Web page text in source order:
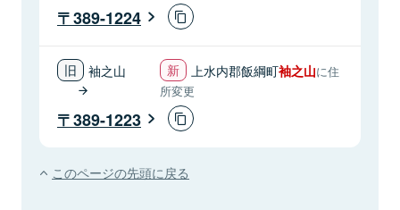
389-1224
袖之山 上水内郡飯綱町袖之山に住
所変更
389-1223
このページの先頭に戻る